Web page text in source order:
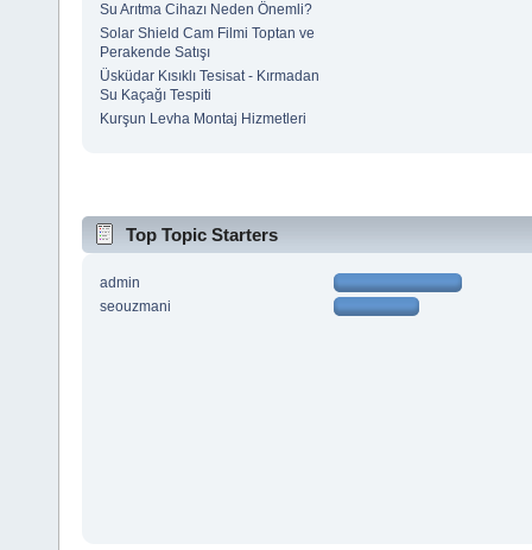
Su Arıtma Cihazı Neden Önemli?
Solar Shield Cam Filmi Toptan ve
Perakende Satışı
Üsküdar Kısıklı Tesisat - Kırmadan
Su Kaçağı Tespiti
Kurşun Levha Montaj Hizmetleri
Top Topic Starters
admin
seouzmani